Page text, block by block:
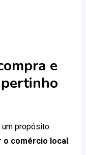
e
um propósito
comércio local.